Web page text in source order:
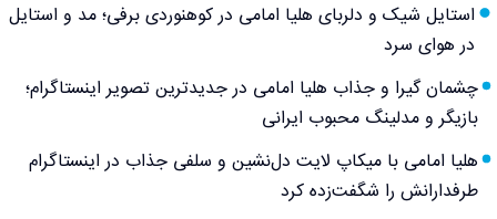
استایل شیک و دلربای هلیا امامی در کوهنوردی برفی؛ مد و استایل
در هوای سرد
چشمان گیرا و جذاب هلیا امامی در جدیدترین تصویر اینستاگرام؛
بازیگر و مدلینگ محبوب ایرانی
هلیا امامی با میکاپ لایت دل‌نشین و سلفی جذاب در اینستاگرام
طرفدارانش را شگفت‌زده کرد